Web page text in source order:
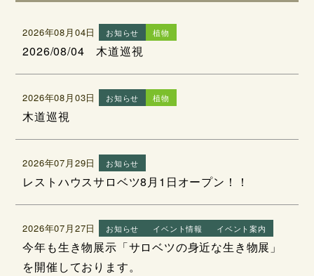
2026年08月04日 お知らせ 植物
2026/08/04 木道巡視
2026年08月03日 お知らせ 植物
木道巡視
2026年07月29日 お知らせ
レストハウスサロベツ8月1日オープン！！
2026年07月27日 お知らせ イベント情報 イベント案内
今年も生き物展示「サロベツの身近な生き物展」
を開催しております。